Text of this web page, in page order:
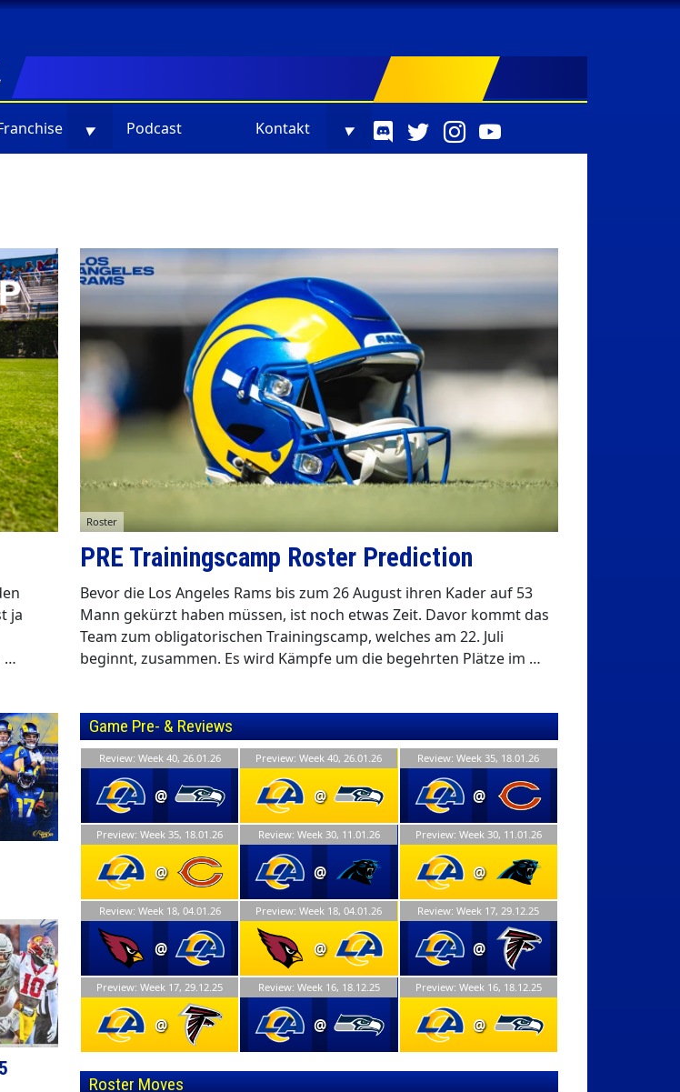
▼ Podcast Kontakt ▼
ja
…
Roster
PRE Trainingscamp Roster Prediction
Bevor die Los Angeles Rams bis zum 26 August ihren Kader auf 53
Mann gekürzt haben müssen, ist noch etwas Zeit. Davor kommt das
Team zum obligatorischen Trainingscamp, welches am 22. Juli
beginnt, zusammen. Es wird Kämpfe um die begehrten Plätze im …
Game Pre- & Reviews
Review: Week 40, 26.01.26
@
Preview: Week 40, 26.01.26
@
Review: Week 35, 18.01.26
@
Preview: Week 35, 18.01.26
@
Review: Week 30, 11.01.26
@
Preview: Week 30, 11.01.26
@
Review: Week 18, 04.01.26
@
Preview: Week 18, 04.01.26
@
Review: Week 17, 29.12.25
@
Preview: Week 17, 29.12.25
@
Review: Week 16, 18.12.25
@
Preview: Week 16, 18.12.25
@
Roster Moves